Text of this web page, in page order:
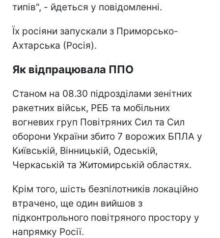
типів", - йдеться у повідомленні.
Їх росіяни запускали з Приморсько-
Ахтарська (Росія).
Як відпрацювала ППО
Станом на 08.30 підрозділами зенітних
ракетних військ, РЕБ та мобільних
вогневих груп Повітряних Сил та Сил
оборони України збито 7 ворожих БПЛА у
Київській, Вінницькій, Одеській,
Черкаській та Житомирській областях.
Крім того, шість безпілотників локаційно
втрачено, ще один вийшов з
підконтрольного повітряного простору у
напрямку Росії.